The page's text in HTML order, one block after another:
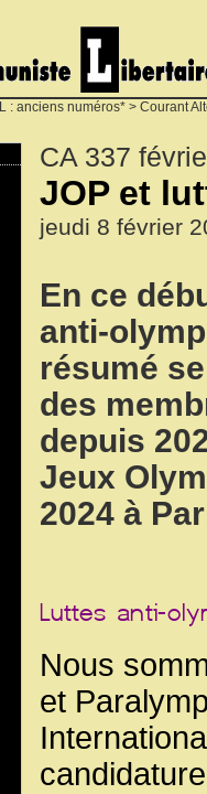
: anciens numéros* > Courant
CA 337
JOP et
jeudi 8 février
En ce
anti-
résumé
des
depuis
Jeux
2024 à
Nous
et